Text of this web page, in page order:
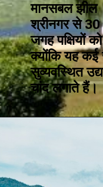
मानसबल झील
श्रीनगर से 30
जगह पक्षियों
क्योंकि यह कई
सुव्यवस्थित
चांद लगाते हैं।